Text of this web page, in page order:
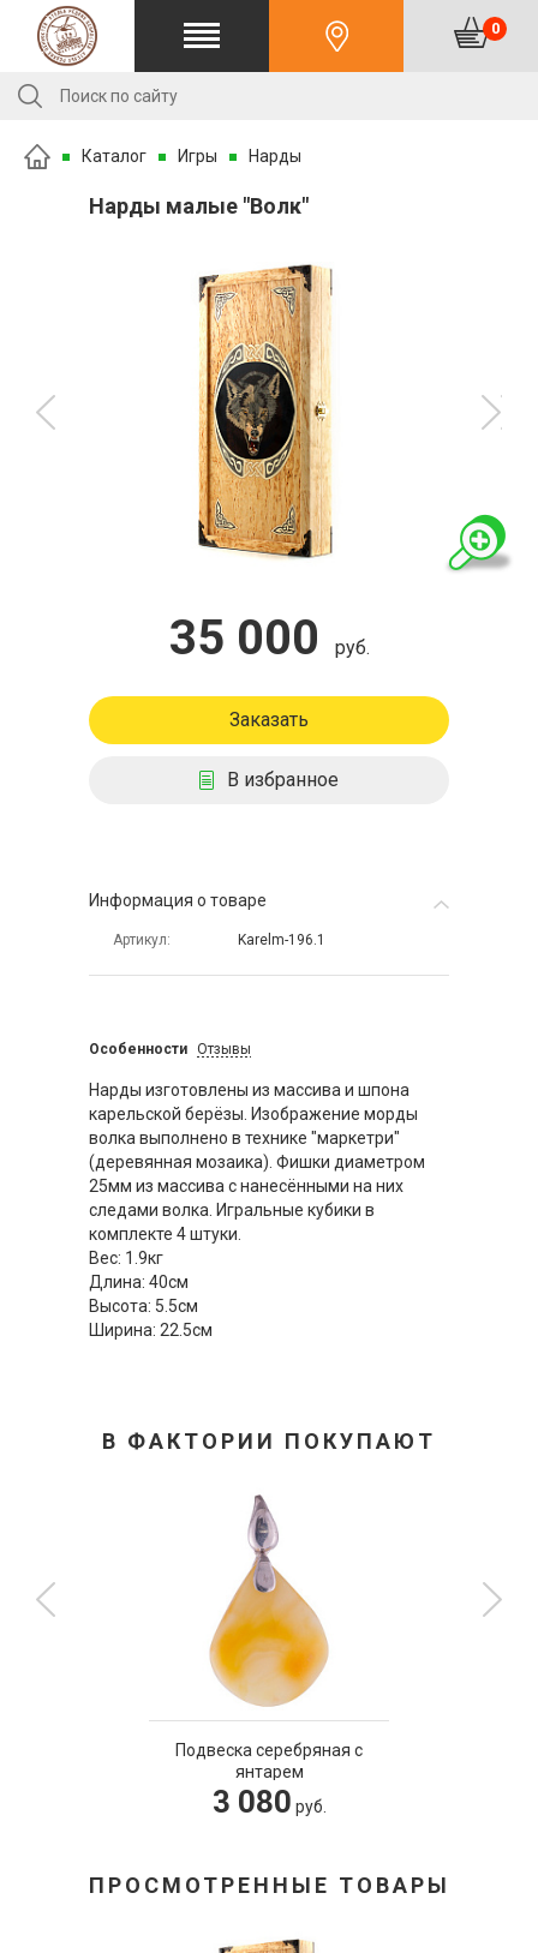
0
Каталог Игры Нарды
Нарды малые "Волк"
35 000 руб.
Заказать
В избранное
Информация о товаре
Артикул Karelm-196.1
Особенности Отзывы
Нарды изготовлены из массива и шпона
карельской берёзы. Изображение морды
волка выполнено в технике "маркетри"
(деревянная мозаика). Фишки диаметром
25мм из массива с нанесёнными на них
следами волка. Игральные кубики в
комплекте 4 штуки.
Вес: 1.9кг
Длина: 40см
Высота: 5.5см
Ширина: 22.5см
В ФАКТОРИИ ПОКУПАЮТ
Подвеска серебряная с
янтарем
3 080 руб.
ПРОСМОТРЕННЫЕ ТОВАРЫ